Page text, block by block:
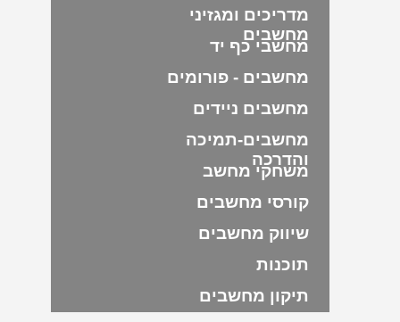
מדריכים ומגזיני
מחשבים
מחשבי כף יד
מחשבים - פורומים
מחשבים ניידים
מחשבים-תמיכה
והדרכה
משחקי מחשב
קורסי מחשבים
שיווק מחשבים
תוכנות
תיקון מחשבים